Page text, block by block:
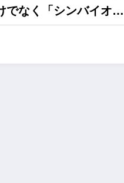
でなく「シンバイオテ